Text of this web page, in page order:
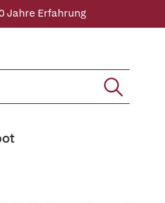
Jahre Erfahrung